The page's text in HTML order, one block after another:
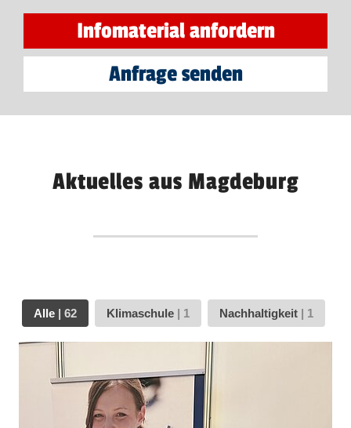
Infomaterial anfordern
Anfrage senden
Aktuelles aus Magdeburg
Alle |62 Klimaschule | 1 Nachhaltigkeit | 1